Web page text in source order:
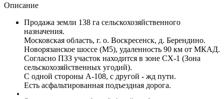
Описание
Продажа земли 138 га сельскохозяйственного
назначения.
Московская область, г. о. Воскресенск, д. Берендино.
Новорязанское шоссе (М5), удаленность 90 км от МКАД.
Согласно ПЗЗ участок находится в зоне СХ-1 (Зона
сельскохозяйственных угодий).
С одной стороны А-108, с другой - жд пути.
Есть асфальтированная подъездная дорога.